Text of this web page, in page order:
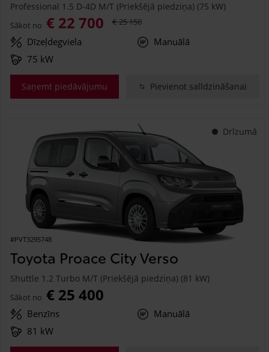
Professional 1.5 D-4D M/T (Priekšējā piedziņa) (75 kW)
Sākot no € 22 700 € 25 150
Dīzeļdegviela
Manuālā
75 kW
Saņemt piedāvājumu Pievienot salīdzināšanai
Drīzumā
#PVT3295748
Toyota Proace City Verso
Shuttle 1.2 Turbo M/T (Priekšējā piedziņa) (81 kW)
Sākot no € 25 400
Benzīns
Manuālā
81 kW